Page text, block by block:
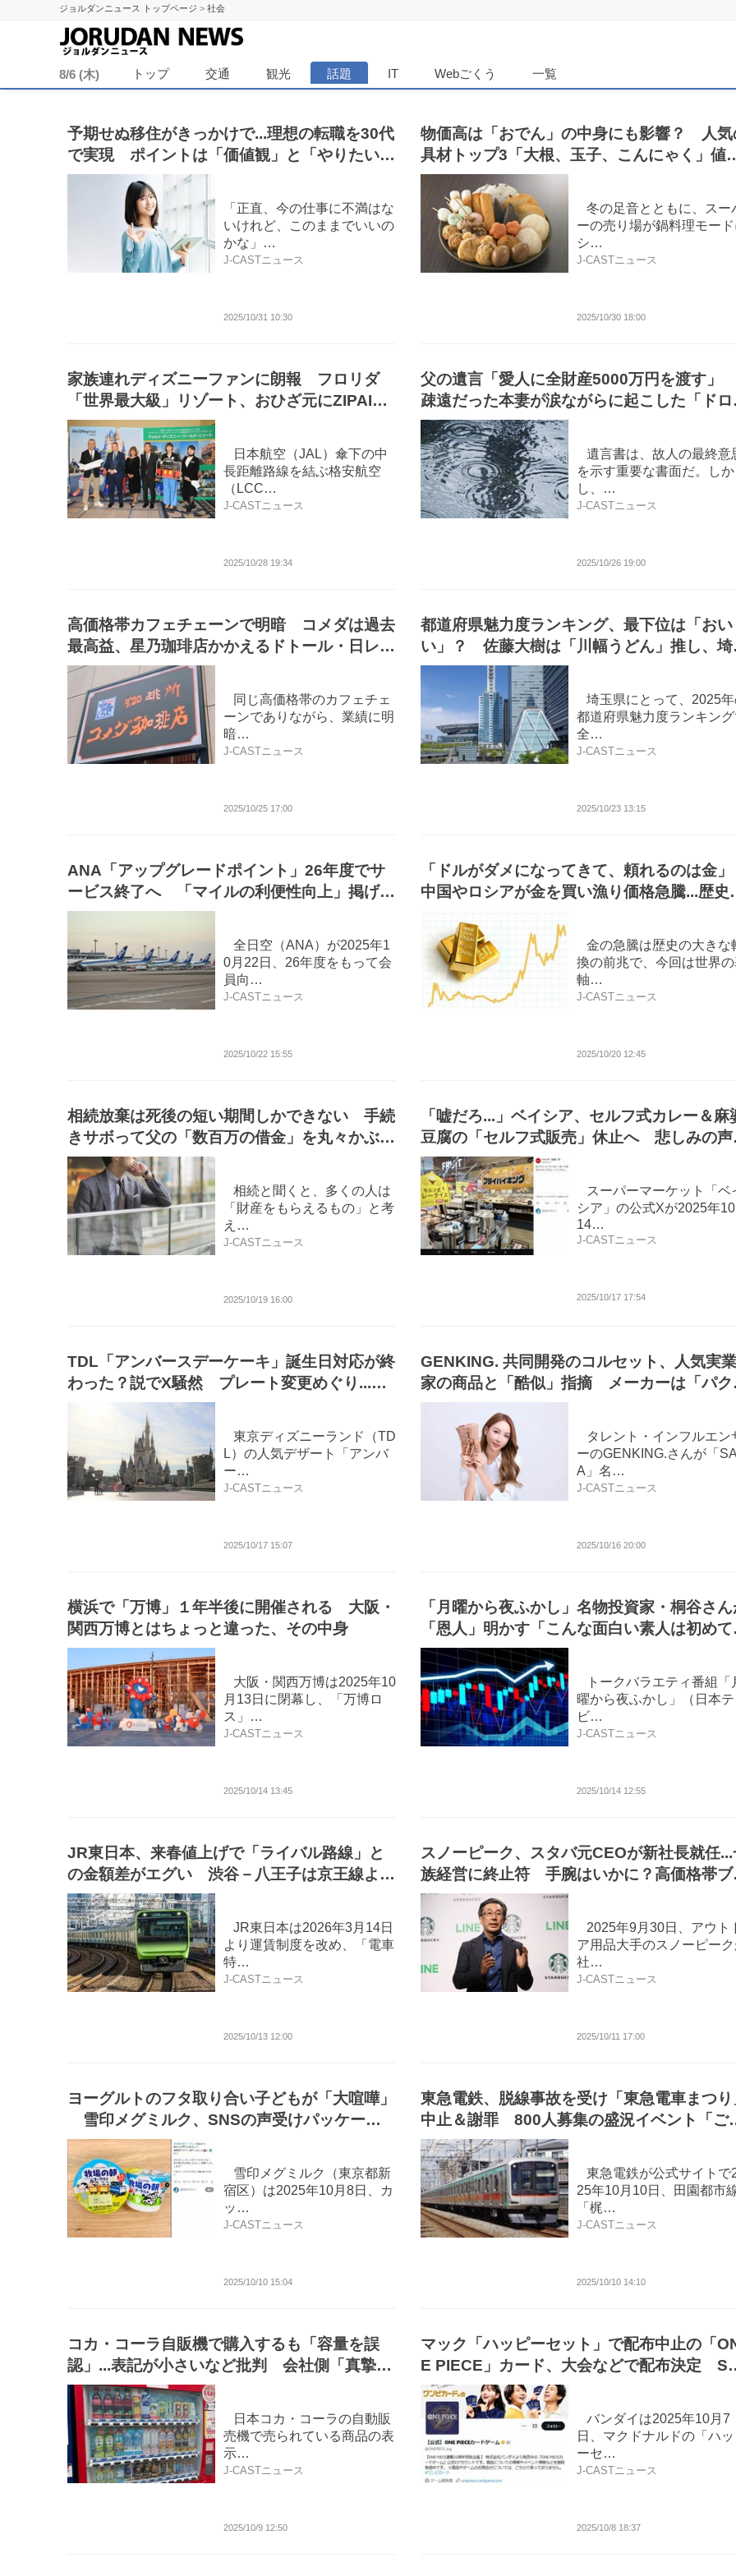
ジョルダンニュース トップページ > 社会
8/6 (木) トップ 交通 観光 話題 IT Webごくう 一覧
予期せぬ移住がきっかけで...理想の転職を30代
で実現 ポイントは「価値観」と「やりたいこ
と」の両立【専門家が解説】
「正直、今の仕事に不満はな
いけれど、このままでいいの
かな」…
J-CASTニュース
2025/10/31 10:30
物価高は「おでん」の中身にも影響？ 人気
具材トップ3「大根、玉子、こんにゃく」値
げどうなる
冬の足音とともに、スー
ーの売り場が鍋料理モード
シ…
J-CASTニュース
2025/10/30 18:00
家族連れディズニーファンに朗報 フロリダ
「世界最大級」リゾート、おひざ元にZIPAIR
が直行チャーター便
日本航空（JAL）傘下の中
長距離路線を結ぶ格安航空
（LCC…
J-CASTニュース
2025/10/28 19:34
父の遺言「愛人に全財産5000万円を渡す」
疎遠だった本妻が涙ながらに起こした「ドロ
裁判」の意外な末路
遺言書は、故人の最終意
を示す重要な書面だ。しか
し、…
J-CASTニュース
2025/10/26 19:00
高価格帯カフェチェーンで明暗 コメダは過去
最高益、星乃珈琲店かかえるドトール・日レス
HDは苦戦のワケ
同じ高価格帯のカフェチェ
ーンでありながら、業績に明
暗…
J-CASTニュース
2025/10/25 17:00
都道府県魅力度ランキング、最下位は「おい
い」？ 佐藤大樹は「川幅うどん」推し、埼
県の「隠れた魅力」続々発掘
埼玉県にとって、2025
都道府県魅力度ランキン
全…
J-CASTニュース
2025/10/23 13:15
ANA「アップグレードポイント」26年度でサ
ービス終了へ 「マイルの利便性向上」掲げる
も...惜しむ声
全日空（ANA）が2025年1
0月22日、26年度をもって会
員向…
J-CASTニュース
2025/10/22 15:55
「ドルがダメになってきて、頼れるのは金
中国やロシアが金を買い漁り価格急騰...歴史
金の急騰は歴史の大きな
換の前兆で、今回は世界の
軸…
J-CASTニュース
2025/10/20 12:45
相続放棄は死後の短い期間しかできない 手続
きサボって父の「数百万の借金」を丸々かぶっ
た三男の末路
相続と聞くと、多くの人は
「財産をもらえるもの」と考
え…
J-CASTニュース
2025/10/19 16:00
「嘘だろ...」ベイシア、セルフ式カレー＆麻
豆腐の「セルフ式販売」休止へ 悲しみの声
続々「お昼の楽しみだったのに」
スーパーマーケット「ベ
シア」の公式Xが2025年10
14…
J-CASTニュース
2025/10/17 17:54
TDL「アンバースデーケーキ」誕生日対応が終
わった？説でX騒然 プレート変更めぐり...運
営会社明かした現状
東京ディズニーランド（TD
L）の人気デザート「アンバ
ー…
J-CASTニュース
2025/10/17 15:07
GENKING. 共同開発のコルセット、人気実業
家の商品と「酷似」指摘 メーカーは「パク
リ」否定、弁護士らと相談し「必要な対応」
タレント・インフルエン
ーのGENKING.さんが「
A」名…
J-CASTニュース
2025/10/16 20:00
横浜で「万博」１年半後に開催される 大阪・
関西万博とはちょっと違った、その中身
大阪・関西万博は2025年10
月13日に閉幕し、「万博ロ
ス」…
J-CASTニュース
2025/10/14 13:45
「月曜から夜ふかし」名物投資家・桐谷さ
「恩人」明かす「こんな面白い素人は初めて
でいいとも出演
トークバラエティ番組「
曜から夜ふかし」（日本テ
ビ…
J-CASTニュース
2025/10/14 12:55
JR東日本、来春値上げで「ライバル路線」と
の金額差がエグい 渋谷－八王子は京王線より
400円ほど高くなる
JR東日本は2026年3月14日
より運賃制度を改め、「電車
特…
J-CASTニュース
2025/10/13 12:00
スノーピーク、スタバ元CEOが新社長就任...
族経営に終止符 手腕はいかに？高価格帯ブ
ンド展開どうなる
2025年9月30日、アウト
ア用品大手のスノーピー
社…
J-CASTニュース
2025/10/11 17:00
ヨーグルトのフタ取り合い子どもが「大喧嘩」
雪印メグミルク、SNSの声受けパッケージ
デザイン追加...報告に喜びの声続々
雪印メグミルク（東京都新
宿区）は2025年10月8日、カ
ッ…
J-CASTニュース
2025/10/10 15:04
東急電鉄、脱線事故を受け「東急電車まつり
中止＆謝罪 800人募集の盛況イベント「ご
待に沿えず」
東急電鉄が公式サイトで
25年10月10日、田園都市
「梶…
J-CASTニュース
2025/10/10 14:10
コカ・コーラ自販機で購入するも「容量を誤
認」...表記が小さいなど批判 会社側「真摯に
受け止める」
日本コカ・コーラの自動販
売機で売られている商品の表
示…
J-CASTニュース
2025/10/9 12:50
マック「ハッピーセット」で配布中止の「
E PIECE」カード、大会などで配布決定 SN
S歓喜「ナイス判断」
バンダイは2025年10月7
日、マクドナルドの「ハ
ーセ…
J-CASTニュース
2025/10/8 18:37